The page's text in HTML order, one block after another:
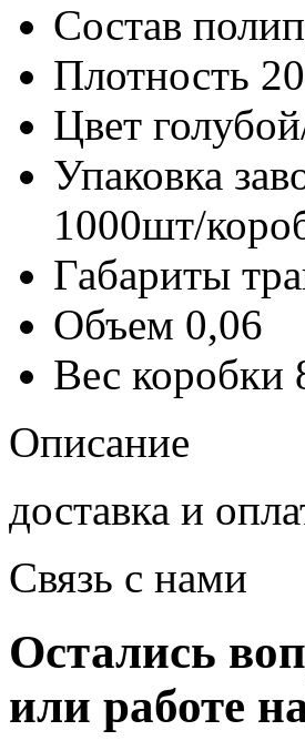
Состав
Плотность
Цвет
Упаковка
1000шт/
Габариты
Объем 0,06
Вес коробки
Описание
доставка и
Связь с нами
Остались
или работе